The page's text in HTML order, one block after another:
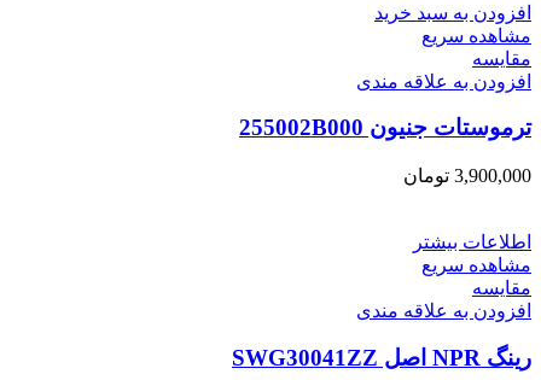
افزودن به سبد خرید
مشاهده سریع
مقایسه
افزودن به علاقه مندی
ترموستات جنیون 255002B000
3,900,000 تومان
اطلاعات بیشتر
مشاهده سریع
مقایسه
افزودن به علاقه مندی
رینگ NPR اصل SWG30041ZZ